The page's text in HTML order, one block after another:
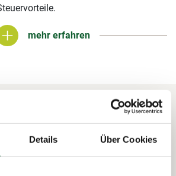
Details Über Cookies
mehr erfahren
mehr erfahren
zur Steuererklärung.